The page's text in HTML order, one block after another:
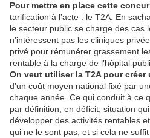
Pour mettre en place cette
tarification à l’acte : le T2A. En
le secteur public se charge des cas
n’intéressent pas les cliniques
privé pour rémunérer grassement
rentable à la charge de l’hôpital
On veut utiliser la T2A pour créer
d’un coût moyen national fixé par
chaque année. Ce qui conduit à ce
par définition, en déficit, situation
développer des activités rentables
qui ne le sont pas, et si cela ne